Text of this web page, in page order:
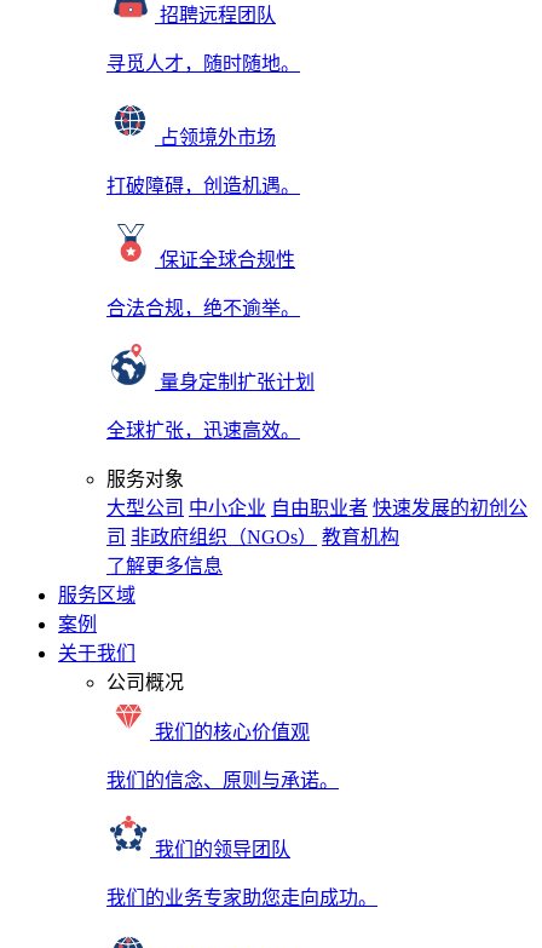
招聘远程团队
寻觅人才，随时随地。
占领境外市场
打破障碍，创造机遇。
保证全球合规性
合法合规，绝不逾举。
量身定制扩张计划
全球扩张，迅速高效。
服务对象
大型公司 中小企业 自由职业者 快速发展的初创公
司 非政府组织（NGOs）
教育机构
了解更多信息
服务区域
案例
关于我们
公司概况
我们的核心价值观
我们的信念、原则与承诺。
我们的领导团队
我们的业务专家助您走向成功。